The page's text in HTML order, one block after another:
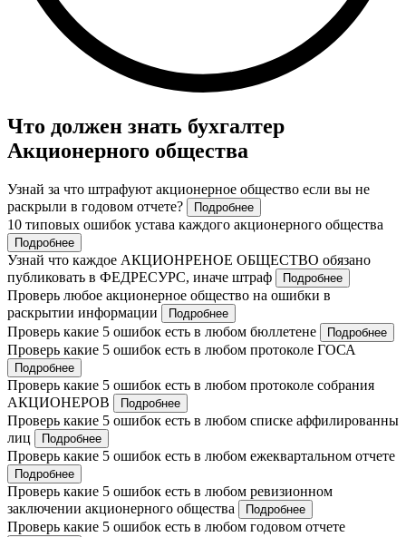
Что должен знать бухгалтер
Акционерного общества
Узнай за что штрафуют акционерное общество если вы не
раскрыли в годовом отчете?
Подробнее
10 типовых ошибок устава каждого акционерного общества
Подробнее
Узнай что каждое АКЦИОНРЕНОЕ ОБЩЕСТВО обязано
публиковать в ФЕДРЕСУРС, иначе штраф
Подробнее
Проверь любое акционерное общество на ошибки в
раскрытии информации
Подробнее
Проверь какие 5 ошибок есть в любом бюллетене Подробнее
Проверь какие 5 ошибок есть в любом протоколе ГОСА
Подробнее
Проверь какие 5 ошибок есть в любом протоколе собрания
АКЦИОНЕРОВ
Подробнее
Проверь какие 5 ошибок есть в любом списке аффилированны
лиц
Подробнее
Проверь какие 5 ошибок есть в любом ежеквартальном отчете
Подробнее
Проверь какие 5 ошибок есть в любом ревизионном
заключении акционерного общества
Подробнее
Проверь какие 5 ошибок есть в любом годовом отчете